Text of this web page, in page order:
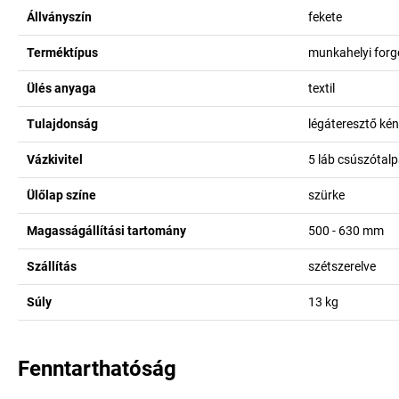
Állványszín fekete
Terméktípus munkahelyi
Ülés anyaga textil
Tulajdonság légáteresztő
Vázkivitel 5 láb
Ülőlap színe szürke
Magasságállítási tartomány 500 - 630 mm
Szállítás szétszerelve
Súly 13 kg
Fenntarthatóság